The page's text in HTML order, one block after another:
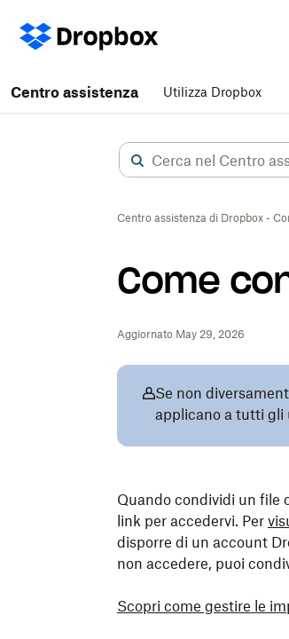
Centro assistenza Utilizza Dropbox
Centro assistenza di Dropbox -
Come
Aggiornato May 29, 2026
Se non
applicano a tutti gli
Quando condividi un file
link per accedervi. Per
disporre di un account
non accedere, puoi
Scopri come gestire le